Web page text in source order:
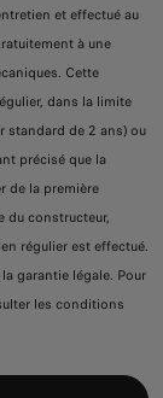
et effectué au
à une
Cette
dans la limite
standard de 2 ans) ou
précisé que la
de la première
du constructeur,
régulier est effectué.
garantie légale. Pour
les conditions